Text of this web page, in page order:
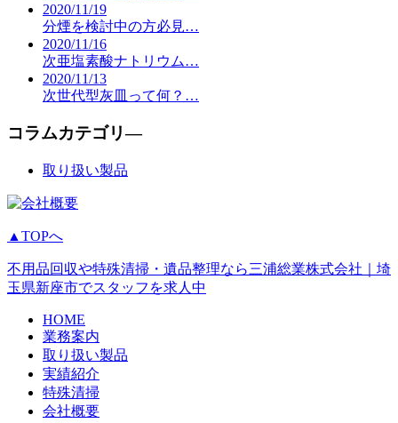
2020/11/19
分煙を検討中の方必見…
2020/11/16
次亜塩素酸ナトリウム…
2020/11/13
次世代型灰皿って何？…
コラムカテゴリ―
取り扱い製品
▲TOPへ
不用品回収や特殊清掃・遺品整理なら三浦総業株式会社｜埼
玉県新座市でスタッフを求人中
HOME
業務案内
取り扱い製品
実績紹介
特殊清掃
会社概要